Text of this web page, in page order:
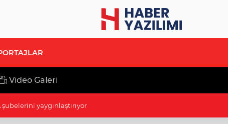
Video Galeri
sahil halkın hizmetine açıldı